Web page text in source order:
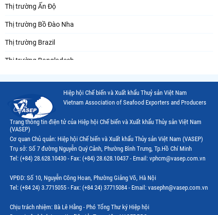
Thị trường Ấn Độ
Thị trường Bồ Đào Nha
Thị trường Brazil
Thị trường Bangladesh
Thị trường Canada
Thị trường Ecuador
Thị trường EU
Thị trường Indonesia
Thị trường Mỹ
Thị trường Nga
Hiệp hội Chế biến và Xuất khẩu Thuỷ sản Việt Nam
Vietnam Association of Seafood Exporters and Producers
Trang thông tin điện tử của Hiệp hội Chế biến và Xuất khẩu Thủy sản Việt Nam
(VASEP)
Cơ quan Chủ quản: Hiệp hội Chế biến và Xuất khẩu Thủy sản Việt Nam (VASEP)
Trụ sở: Số 7 đường Nguyễn Quý Cảnh, Phường Bình Trưng, Tp.Hồ Chí Minh
Tel: (+84) 28.628.10430 - Fax: (+84) 28.628.10437 - Email: vphcm@vasep.com.vn
VPĐD: Số 10, Nguyễn Công Hoan, Phường Giảng Võ, Hà Nội
Tel: (+84 24) 3.7715055 - Fax: (+84 24) 37715084 - Email: vasephn@vasep.com.vn
Chịu trách nhiệm: Bà Lê Hằng - Phó Tổng Thư ký Hiệp hội